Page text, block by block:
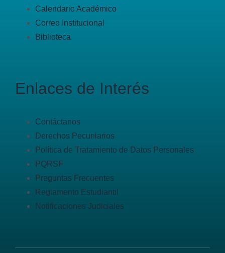
Calendario Académico
Correo Institucional
Biblioteca
Enlaces de Interés
Contáctanos
Derechos Pecuniarios
Política de Tratamiento de Datos Personales
PQRSF
Preguntas Frecuentes
Reglamento Estudiantil
Notificaciones Judiciales